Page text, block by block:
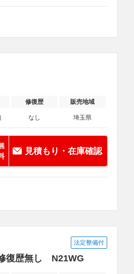
修復歴 販売地域
なし 埼玉県
見積もり・在庫確認
法定整備付
復歴無し N21WG